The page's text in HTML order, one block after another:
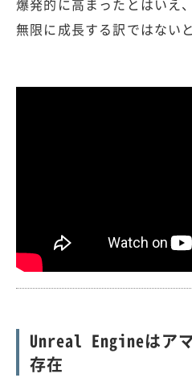
爆発的に高まったとはいえ
無限に成長する訳ではない
Unreal Engineはア
存在